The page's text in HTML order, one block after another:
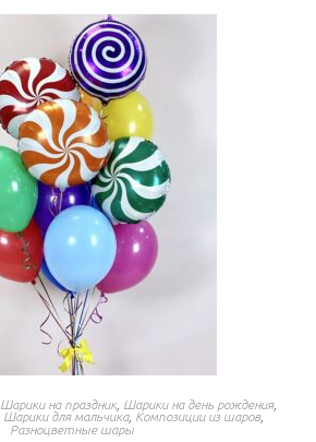
Шарики на праздник, Шарики на день рождения,
Шарики для мальчика, Композиции из шаров,
Разноцветные шары